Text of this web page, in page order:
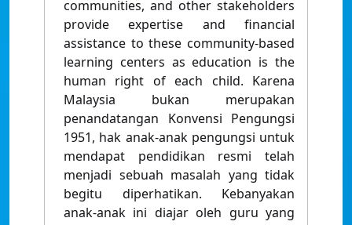
communities, and other stakeholders
provide expertise and financial
assistance to these community-based
learning centers as education is the
human right of each child. Karena
Malaysia bukan merupakan
penandatangan Konvensi Pengungsi
1951, hak anak-anak pengungsi untuk
mendapat pendidikan resmi telah
menjadi sebuah masalah yang tidak
begitu diperhatikan. Kebanyakan
anak-anak ini diajar oleh guru yang